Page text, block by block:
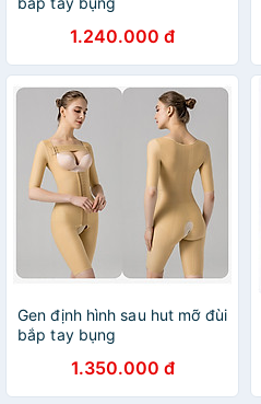
1.240.000 đ
Gen định hình sau hut mỡ đùi
bắp tay bụng
1.350.000 đ